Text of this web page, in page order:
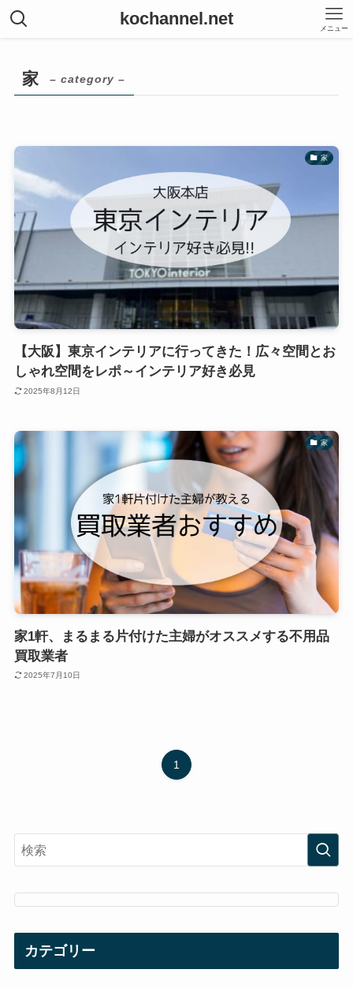
kochannel.net メニュー
家 – category –
家
【大阪】東京インテリアに行ってきた！広々空間とお
しゃれ空間をレポ～インテリア好き必見
2025年8月12日
家
家1軒、まるまる片付けた主婦がオススメする不用品
買取業者
2025年7月10日
1
カテゴリー